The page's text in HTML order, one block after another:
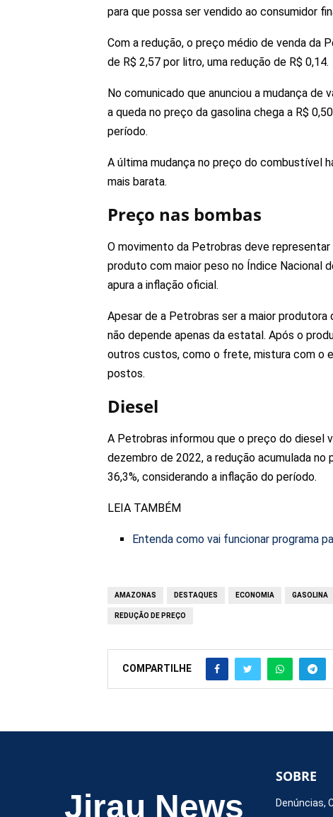
para que possa ser vendido ao consumidor
Com a redução, o preço médio de venda da
de R$ 2,57 por litro, uma redução de R$ 0,14.
No comunicado que anunciou a mudança de
a queda no preço da gasolina chega a R$
período.
A última mudança no preço do combustível
mais barata.
Preço nas bombas
O movimento da Petrobras deve representar
produto com maior peso no Índice Nacional
apura a inflação oficial.
Apesar de a Petrobras ser a maior
não depende apenas da estatal. Após o
outros custos, como o frete, mistura com o
postos.
Diesel
A Petrobras informou que o preço do diesel
dezembro de 2022, a redução acumulada
36,3%, considerando a inflação do período.
LEIA TAMBÉM
Entenda como vai funcionar programa
AMAZONAS DESTAQUES ECONOMIA GASOLINA
REDUÇÃO DE PREÇO
COMPARTILHE
Jirau News
SOBRE
Denúncias,